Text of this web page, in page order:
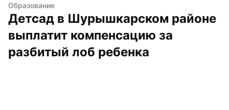
Образование
Детсад в Шурышкарском районе
выплатит компенсацию за
разбитый лоб ребенка